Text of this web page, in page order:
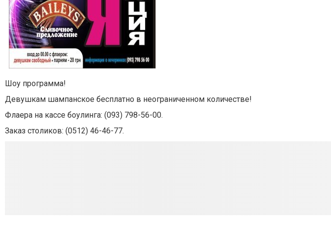
Шоу программа!
Девушкам шампанское бесплатно в неограниченном количестве!
Флаера на кассе боулинга: (093) 798-56-00.
Заказ столиков: (0512) 46-46-77.